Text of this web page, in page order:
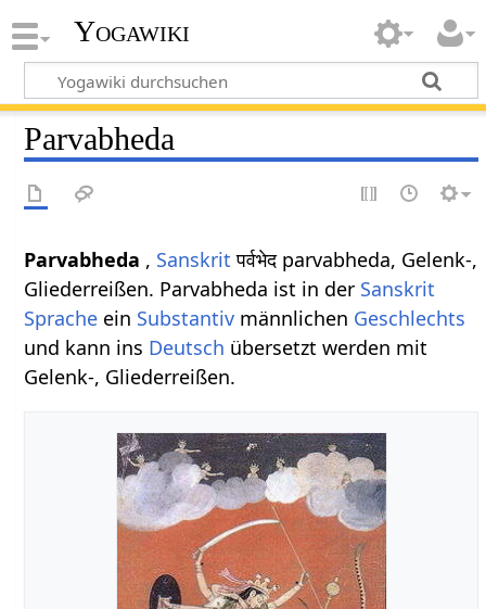
Yogawiki
Parvabheda
Parvabheda , Sanskrit पर्वभेद parvabheda, Gelenk-,
Gliederreißen. Parvabheda ist in der Sanskrit
Sprache ein Substantiv männlichen Geschlechts
und kann ins Deutsch übersetzt werden mit
Gelenk-, Gliederreißen.